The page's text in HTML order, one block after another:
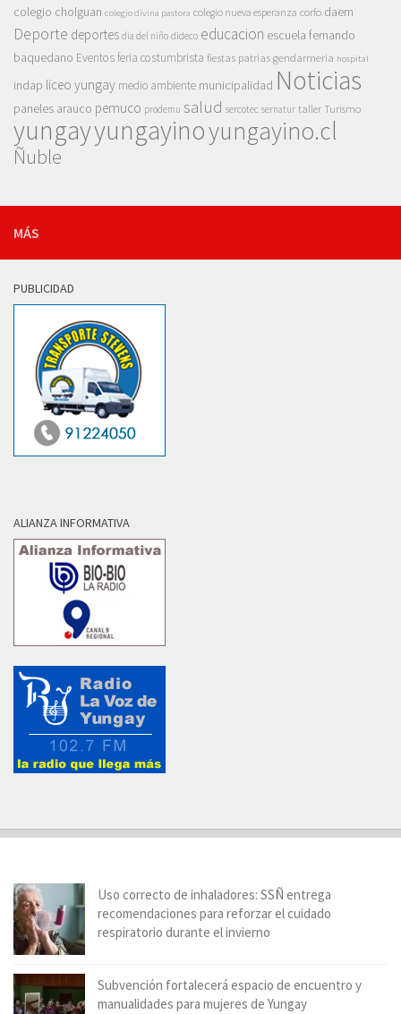
colegio cholguan colegio divina pastora colegio nueva esperanza corfo daem
Deporte deportes dia del niño dideco educacion escuela fernando
baquedano Eventosferia costumbrista fiestas patrias gendarmeria hospital
indap liceo yungay medio ambiente municipalidad Noticias
paneles arauco pemuco prodemu salud sercotec sernatur taller Turismo
yungayyungayinoyungayino.cl
Ñuble
MÁS
PUBLICIDAD
ALIANZA INFORMATIVA
Uso correcto de inhaladores: SSÑ entrega
recomendaciones para reforzar el cuidado
respiratorio durante el invierno
Subvención fortalecerá espacio de encuentro y
manualidades para mujeres de Yungay